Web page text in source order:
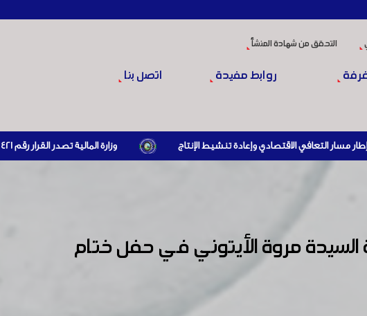
التحقق من شهادة المنشأ
روابط مفيدة اتصل بنا
وزارة المالية تصدر القرار رقم 421 تاريخ 24/3/2026 المتضمن الزام المستوردين بإبراز براءة ذمة مالية سارية صادرة عن الهيئة العامة للضرائب والرسوم أو مديرياتها عند القيام بعمليات الاستيراد
مروة الأيتوني في حفل ختام